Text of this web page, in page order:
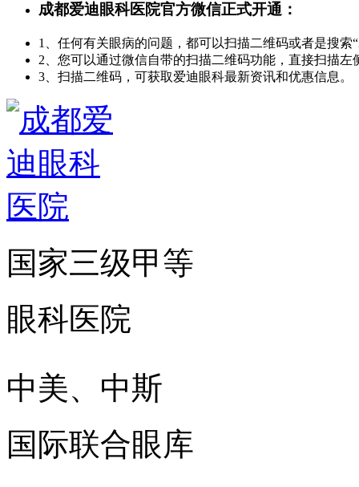
成都爱迪眼科医院官方微信正式开通：
1、任何有关眼病的问题，都可以扫描二维码或者是搜索
2、您可以通过微信自带的扫描二维码功能，直接扫描左
3、扫描二维码，可获取爱迪眼科最新资讯和优惠信息。
国家三级甲等
眼科医院
中美、中斯
国际联合眼库